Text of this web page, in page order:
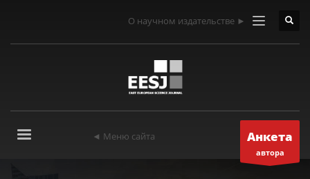
О научном издательстве ►
◄ Меню сайта Анкета
автора